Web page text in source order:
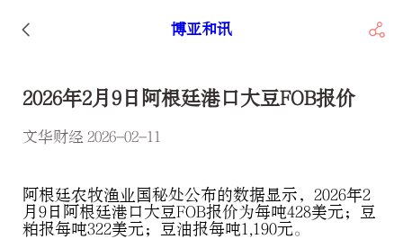
博亚和讯
2026年2月9日阿根廷港口大豆FOB报价
文华财经 2026-02-11
阿根廷农牧渔业国秘处公布的数据显示，2026年2
月9日阿根廷港口大豆FOB报价为每吨428美元；豆
粕报每吨322美元；豆油报每吨1,190元。